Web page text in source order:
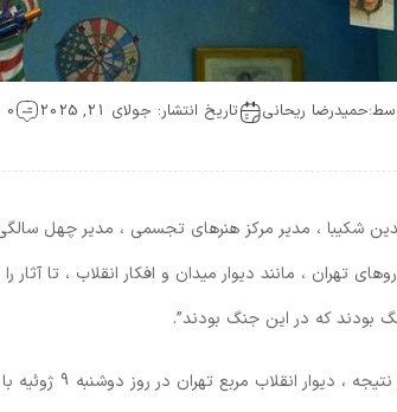
حمیدرضا ریحانی تاریخ انتشار: جولای 21, 2025 0 دیدگاه
تهران ، مانند دیوار میدان و افکار انقلاب ، تا
بودند که در این جنگ بودند”.